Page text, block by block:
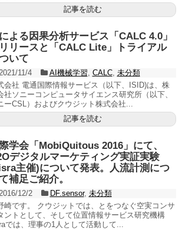
記事を読む
よる因果分析サービス「CALC 4.0」
リースと「CALC Lite」トライアル
いて
11/4 AI機械学習, CALC, 未分類
会社 電通国際情報サービス（以下、ISID)は、株
社ソニーコンピュータサイエンス研究所（以下、
ーCSL）およびクウジット株式会社...
記事を読む
学会「MobiQuitous 2016」にて、
デジタルマーケティング実証実験
主催)について発表。人流計測につ
補足ご紹介。
12/2 DF.sensor, 未分類
崎です。 クウジットでは、とをつなぐ空実コンサ
ントとして、そして位置情報サービス研究機構
では、理事の1人として活動して...